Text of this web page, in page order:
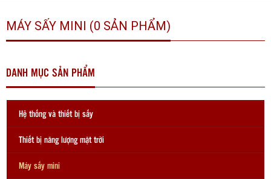
MÁY SẤY MINI (0 SẢN PHẨM)
DANH MỤC SẢN PHẨM
Hệ thống và thiết bị sấy
Thiết bị năng lượng mặt trời
Máy sấy mini